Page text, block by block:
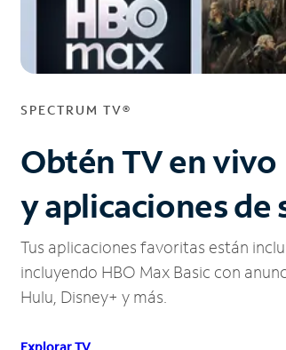
SPECTRUM TV®
Obtén TV en vivo
y aplicaciones de
Tus aplicaciones favoritas están
incluyendo HBO Max Basic con
Hulu, Disney+ y más.